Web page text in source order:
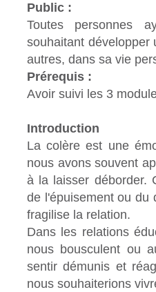
Public :
Toutes personnes
souhaitant développer
autres, dans sa vie
Prérequis :
Avoir suivi les 3
Introduction
La colère est une
nous avons souvent
à la laisser déborder.
de l'épuisement ou du
fragilise la relation.
Dans les relations
nous bousculent ou
sentir démunis et
nous souhaiterions